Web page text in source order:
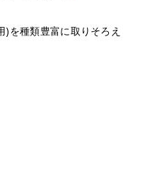
種類豊富に取りそろえ